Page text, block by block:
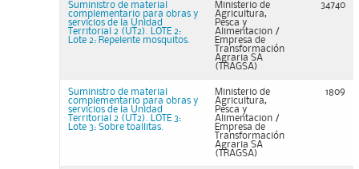
Suministro de material
complementario para obras y
servicios de la Unidad
Territorial 2 (UT2). LOTE 2:
Lote 2: Repelente mosquitos.
Ministerio de
Agricultura,
Pesca y
Alimentacion /
Empresa de
Transformación
Agraria SA
(TRAGSA)
34740
Suministro de material
complementario para obras y
servicios de la Unidad
Territorial 2 (UT2). LOTE 3:
Lote 3: Sobre toallitas.
Ministerio de
Agricultura,
Pesca y
Alimentacion /
Empresa de
Transformación
Agraria SA
(TRAGSA)
1809